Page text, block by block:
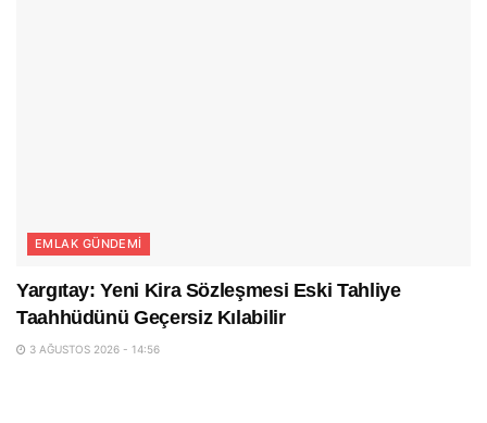
EMLAK GÜNDEMI
Yargıtay: Yeni Kira Sözleşmesi Eski Tahliye
Taahhüdünü Geçersiz Kılabilir
3 AĞUSTOS 2026 - 14:56